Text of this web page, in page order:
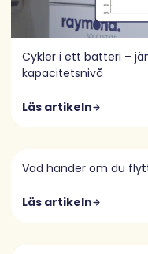
Cykler i ett batteri –
kapacitetsnivå
Läs artikeln
Vad händer om du
Läs artikeln